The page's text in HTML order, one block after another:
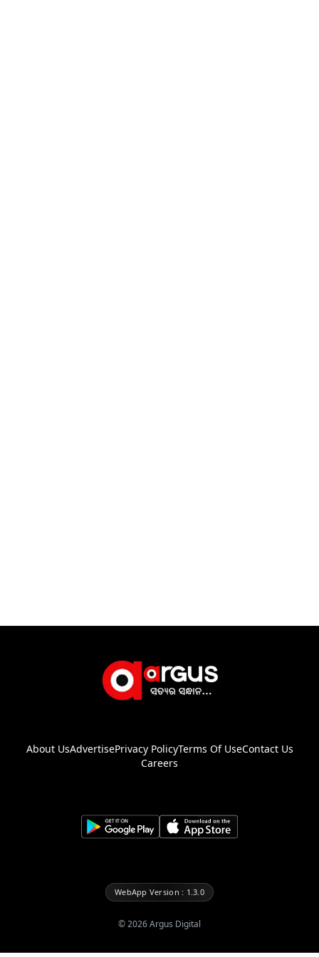
About UsAdvertisePrivacy PolicyTerms Of UseContact Us
Careers
WebApp Version : 1.3.0
©2026Argus Digital